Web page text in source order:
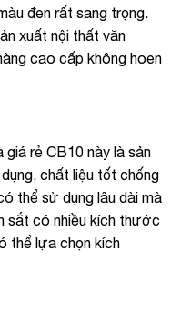
đen rất sang trọng.
xuất nội thất văn
cao cấp không hoen
giá rẻ CB10 này là sản
chất liệu tốt chống
thể sử dụng lâu dài mà
sắt có nhiều kích thước
thể lựa chọn kích